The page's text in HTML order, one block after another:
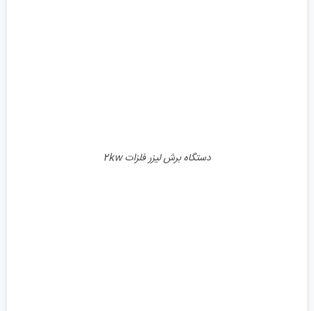
دستگاه برش لیزر فلزات 2kw